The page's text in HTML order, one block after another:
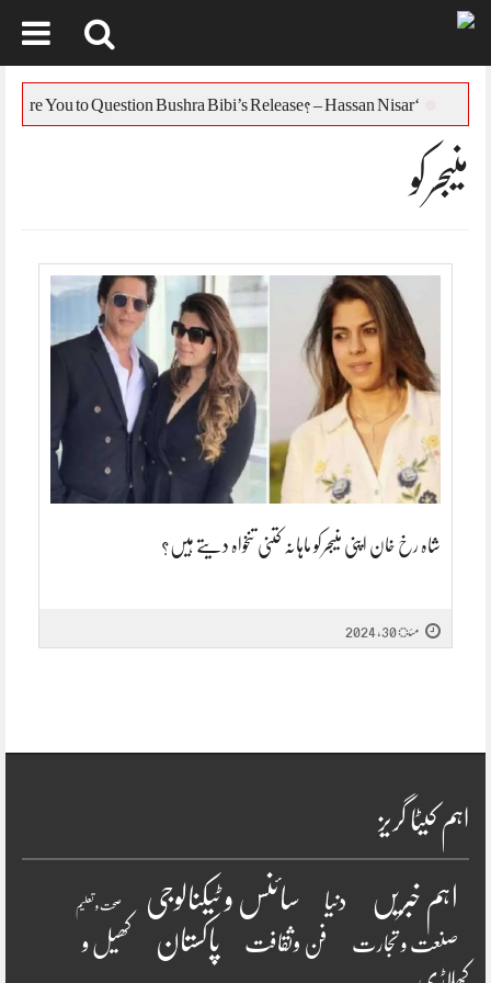
منیجرکو
شاہ رخ خان اپنی منیجرکو ماہانہ کتنی تنخواہ دیتے ہیں؟
مئ 30, 2024
اہم کیٹا گریز
اہم خبریں دنیا سائنس و ٹیکنالوجی صحت و تعلیم
صنعت و تجارت فن وثقافت پاکستان
کھیل و